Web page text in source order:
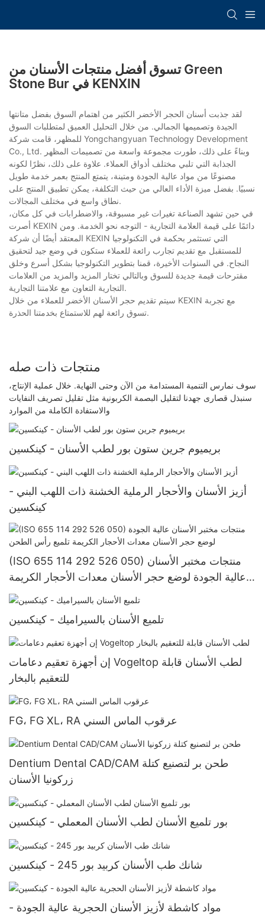
تسوق أفضل منتجات الأسنان من Green
Stone Bur في KENXIN
لقد جذبت أسنان الحجر الأخضر الكثير من اهتمام السوق بفضل متانتها
الجيدة وتصميمها الجمالي. من خلال التحليل العميق لمتطلبات السوق
للمظهر، قامت شركة Yongchangyuan Technology Development
Co., Ltd. وبناءً على ذلك، طورت مجموعة واسعة من تصميمات المظهر
الجذابة التي تلبي مختلف أذواق العملاء. علاوة على ذلك، نظرًا لكونه
مصنوعًا من مواد عالية الجودة ومتينة، يتمتع المنتج بعمر خدمة طويل
نسبيًا. بفضل ميزة الأداء العالي من حيث التكلفة، يمكن تطبيق المنتج على
نطاق واسع في مختلف المجالات.
في حين تشهد الصناعة تغيرات غير مسبوقة، والاضطرابات في كل مكان،
أصرت KEXIN دائمًا على قيمة العلامة التجارية - التوجه نحو الخدمة. ومن
المعتقد أيضًا أن شركة KEXIN التي تستثمر بحكمة في التكنولوجيا
للمستقبل مع تقديم تجارب رائعة للعملاء ستكون في وضع جيد لتحقيق
النجاح. في السنوات الأخيرة، قمنا بتطوير التكنولوجيا بشكل أسرع وخلق
مقترحات قيمة جديدة للسوق وبالتالي تختار المزيد والمزيد من العلامات
التجارية التعاون مع علامتنا التجارية.
سيتم تقديم حجر الأسنان الأخضر للعملاء من خلال KEXIN مع تجربة
تسوق رائعة لهم للاستمتاع بخدمتنا الحذرة.
منتجات ذات صله
سوف نمارس التنمية المستدامة من الآن وحتى النهاية. خلال عملية الإنتاج،
سنبذل قصارى جهدنا لتقليل البصمة الكربونية مثل تقليل تصريف النفايات
والاستفادة الكاملة من الموارد
بريميوم جرين ستون بور لطب الأسنان - كينكسين
أزيز الأسنان والأحجار الرملية الخشنة ذات اللهب البني -
كينكسين
(ISO 655 114 292 526 050) منتجات مختبر الأسنان
عالية الجودة لوضع حجر الأسنان معدات الأحجار الكريمة
تلميع رأس الطحن
تلميع الأسنان بالسيراميك - كينكسين
إن أجهزة تعقيم دعامات Vogeltop لطب الأسنان قابلة
للتعقيم بالبخار
FG، FG XL، RA عرقوب الماس السني
Dentium Dental CAD/CAM طحن بر لتصنيع كتلة
زركونيا الأسنان
بور تلميع الأسنان لطب الأسنان المعملي - كينكسين
شانك طب الأسنان كربيد بور 245 - كينكسين
مواد كاشطة لأزيز الأسنان الحجرية عالية الجودة -